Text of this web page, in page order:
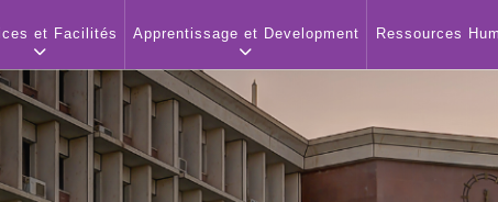
et Facilités Apprentissage et Development Ressources